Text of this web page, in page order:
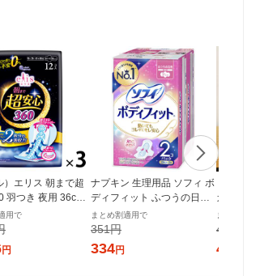
）エリス 朝まで超
羽つき 夜用 36cm
日の夜用 ナプキン
×3）大王製紙 生
用で
円
ナプキン 生理用品 ソフィ ボ
ディフィット ふつうの日用
羽つき (210/21cm) 1パック
(20枚×2個) ユニ・チャーム
まとめ割適用で
351円
334円
ガニック
cm 多い
個（22枚
まとめ割適
432円
411